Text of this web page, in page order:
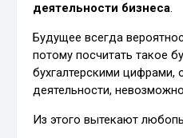
деятельности бизнеса.
Будущее всегда
потому посчитать такое
бухгалтерскими
деятельности,
Из этого вытекают